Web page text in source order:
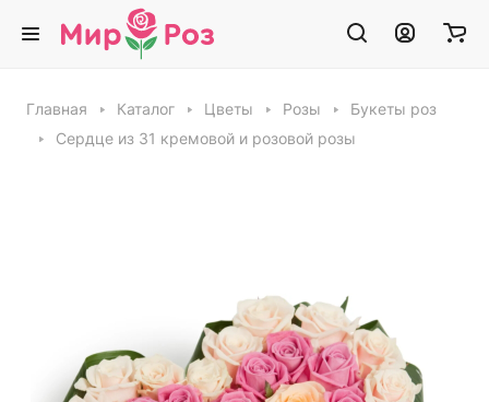
Главная Каталог Цветы Розы
Букеты роз
Сердце из 31 кремовой и розовой розы